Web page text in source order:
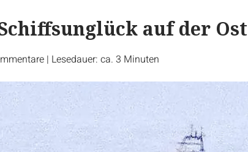
auf der
| Lesedauer: ca. 3 Minuten